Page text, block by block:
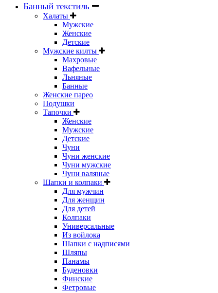
Банный текстиль
Халаты
Мужские
Женские
Детские
Мужские килты
Махровые
Вафельные
Льняные
Банные
Женские парео
Подушки
Тапочки
Женские
Мужские
Детские
Чуни
Чуни женские
Чуни мужские
Чуни валяные
Шапки и колпаки
Для мужчин
Для женщин
Для детей
Колпаки
Универсальные
Из войлока
Шапки с надписями
Шляпы
Панамы
Буденовки
Финские
Фетровые